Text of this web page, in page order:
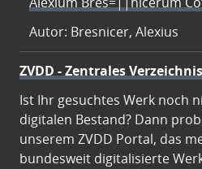
Autor: Bresnicer, Alexius
ZVDD - Zentrales
Ist Ihr gesuchtes Werk noch
digitalen Bestand? Dann
unserem ZVDD Portal, das
bundesweit digitalisierte